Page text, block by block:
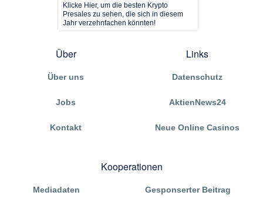
Klicke Hier, um die besten Krypto
Presales zu sehen, die sich in diesem
Jahr verzehnfachen könnten!
Über
Über uns
Jobs
Kontakt
Links
Datenschutz
AktienNews24
Neue Online Casinos
Kooperationen
Mediadaten Gesponserter Beitrag